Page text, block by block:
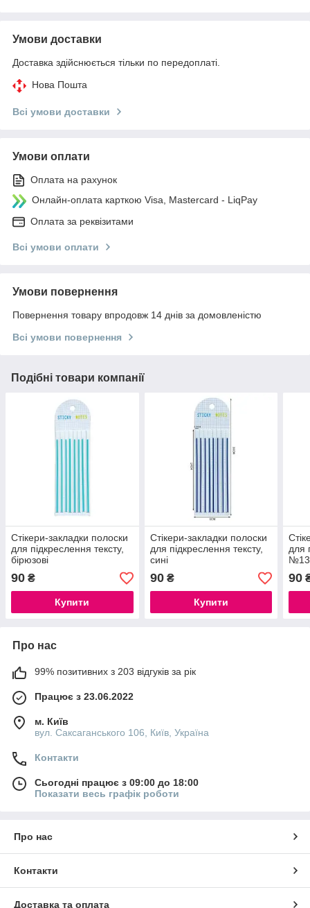
Умови доставки
Доставка здійснюється тільки по передоплаті.
Нова Пошта
Всі умови доставки
Умови оплати
Оплата на рахунок
Онлайн-оплата карткою Visa, Mastercard - LiqPay
Оплата за реквізитами
Всі умови оплати
Умови повернення
Повернення товару впродовж 14 днів за домовленістю
Всі умови повернення
Подібні товари компанії
Стікери-закладки полоски
для підкреслення тексту,
бірюзові
90 ₴
Купити
Стікери-закладки полоски
для підкреслення тексту,
сині
90₴
Купити
для
№13
90
Про нас
99% позитивних з 203 відгуків за рік
Працює з 23.06.2022
м. Київ
вул. Саксаганського 106, Київ, Україна
Контакти
Сьогодні працює з 09:00 до 18:00
Показати весь графік роботи
Про нас
Контакти
Доставка та оплата